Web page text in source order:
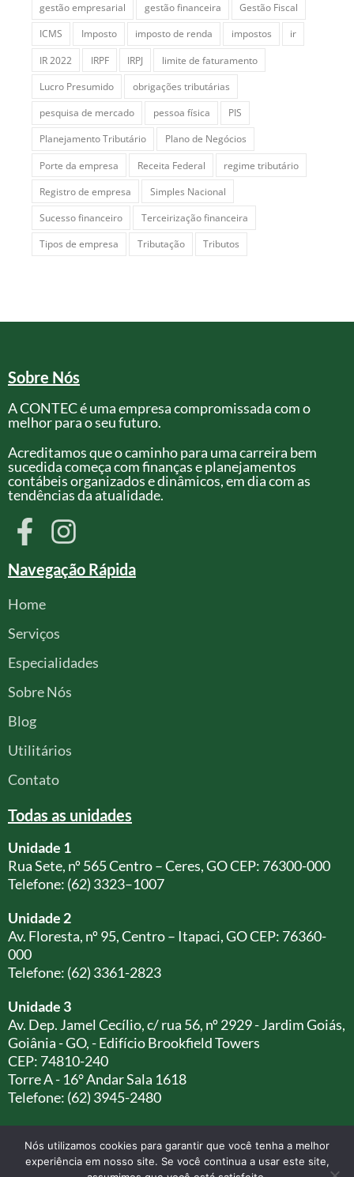
gestão empresarial
gestão financeira
Gestão Fiscal
ICMS
Imposto imposto de renda impostos
ir
IR 2022
IRPF IRPJ
limite de faturamento
Lucro Presumido
obrigações tributárias
pesquisa de mercado
pessoa física
PIS
Planejamento Tributário
Plano de Negócios
Porte da empresa
Receita Federal
regime tributário
Registro de empresa
Simples Nacional
Sucesso financeiro
Terceirização financeira
Tipos de empresa
Tributação Tributos
Sobre Nós
A CONTEC é uma empresa compromissada com o
melhor para o seu futuro.
Acreditamos que o caminho para uma carreira bem
sucedida começa com finanças e planejamentos
contábeis organizados e dinâmicos, em dia com as
tendências da atualidade.
Navegação Rápida
Home
Serviços
Especialidades
Sobre Nós
Blog
Utilitários
Contato
Todas as unidades
Unidade 1
Rua Sete, nº 565 Centro – Ceres, GO CEP: 76300-000
Telefone: (62) 3323–1007
Unidade 2
Av. Floresta, nº 95, Centro – Itapaci, GO CEP: 76360-
000
Telefone: (62) 3361-2823
Unidade 3
Av. Dep. Jamel Cecílio, c/ rua 56, nº 2929 - Jardim Goiás,
Goiânia - GO, - Edifício Brookfield Towers
CEP: 74810-240
Torre A - 16° Andar Sala 1618
Telefone: (62) 3945-2480
Nós utilizamos cookies para garantir que você tenha a melhor
experiência em nosso site. Se você continua a usar este site,